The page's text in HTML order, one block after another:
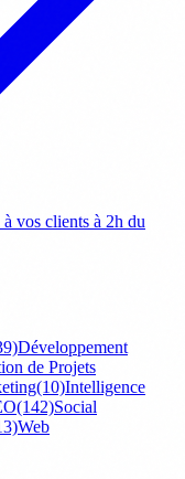
vos clients à 2h du
Développement
de Projets
(10)Intelligence
(142)Social
Web